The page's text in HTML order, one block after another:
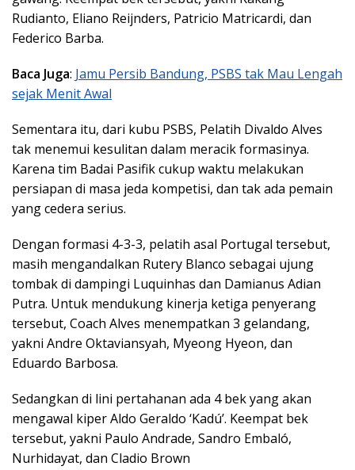
Rudianto, Eliano Reijnders, Patricio Matricardi, dan
Federico Barba.
Baca Juga: Jamu Persib Bandung, PSBS tak Mau Lengah
sejak Menit Awal
Sementara itu, dari kubu PSBS, Pelatih Divaldo Alves
tak menemui kesulitan dalam meracik formasinya.
Karena tim Badai Pasifik cukup waktu melakukan
persiapan di masa jeda kompetisi, dan tak ada pemain
yang cedera serius.
Dengan formasi 4-3-3, pelatih asal Portugal tersebut,
masih mengandalkan Rutery Blanco sebagai ujung
tombak di dampingi Luquinhas dan Damianus Adian
Putra. Untuk mendukung kinerja ketiga penyerang
tersebut, Coach Alves menempatkan 3 gelandang,
yakni Andre Oktaviansyah, Myeong Hyeon, dan
Eduardo Barbosa.
Sedangkan di lini pertahanan ada 4 bek yang akan
mengawal kiper Aldo Geraldo ‘Kadú’. Keempat bek
tersebut, yakni Paulo Andrade, Sandro Embaló,
Nurhidayat, dan Cladio Brown